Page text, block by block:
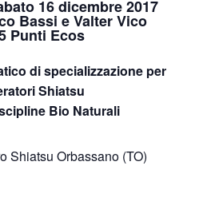
16 dicembre 2017
Bassi e Valter Vico
Punti Ecos
di specializzazione per
Shiatsu
Bio Naturali
Shiatsu Orbassano (TO)